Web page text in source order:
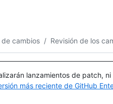
cambios / Revisión de los
lanzamientos de patch,
más reciente de GitHub